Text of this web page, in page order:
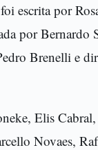
escrita por
por Bernardo
Brenelli e
Elis
Novaes,